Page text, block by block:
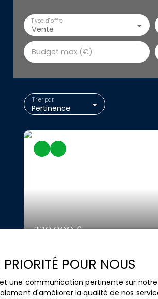
Vente
Type d'offre
Budget max (€)
Pertinence
Trier par
220 000€
Maison mitoyenne de type 6
5pièces 99m²
Caudecoste 47220
PRIORITÉ POUR NOUS
une communication pertinente sur
d'améliorer la qualité de nos